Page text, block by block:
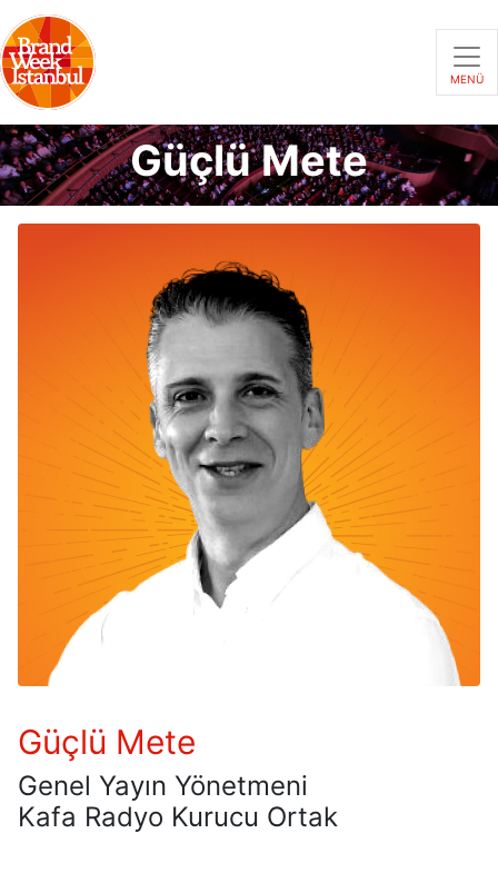
MENÜ
Güçlü Mete
Güçlü Mete
Genel Yayın Yönetmeni
Kafa Radyo Kurucu Ortak